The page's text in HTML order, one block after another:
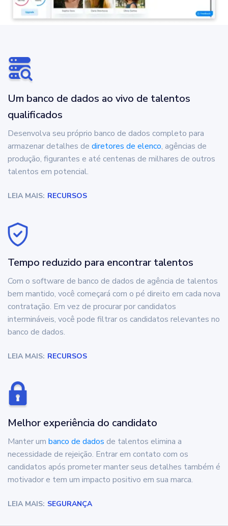
Um banco de dados ao vivo de talentos
qualificados
Desenvolva seu próprio banco de dados completo para
armazenar detalhes de diretores de elenco, agências de
produção, figurantes e até centenas de milhares de outros
talentos em potencial.
LEIA MAIS: RECURSOS
Tempo reduzido para encontrar talentos
Com o software de banco de dados de agência de talentos
bem mantido, você começará com o pé direito em cada nova
contratação. Em vez de procurar por candidatos
intermináveis, você pode filtrar os candidatos relevantes no
banco de dados.
LEIA MAIS: RECURSOS
Melhor experiência do candidato
Manter um banco de dados de talentos elimina a
necessidade de rejeição. Entrar em contato com os
candidatos após prometer manter seus detalhes também é
motivador e tem um impacto positivo em sua marca.
LEIA MAIS: SEGURANÇA